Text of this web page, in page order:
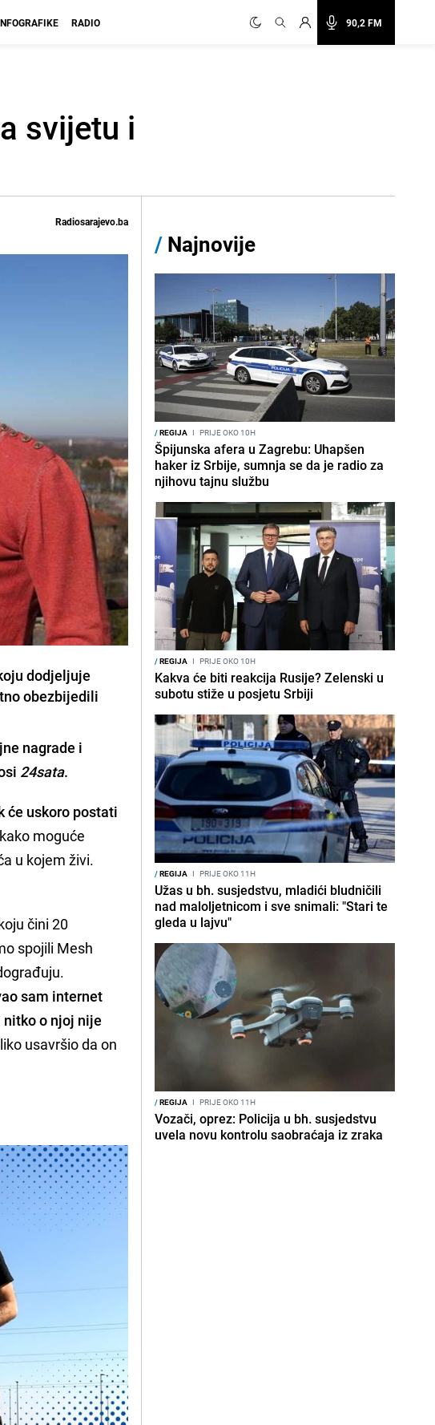
90,2 FM
RADIO
svijetu i
Radiosarajevo.ba
dodjeljuje
obezbijedili
nagrade i
24sata.
će uskoro postati
moguće
u kojem živi.
čini 20
spojili Mesh
sam internet
nitko o njoj nije
usavršio da on
/ Najnovije
/REGIJA I PRIJE OKO 10H
Špijunska afera u Zagrebu: Uhapšen
haker iz Srbije, sumnja se da je radio za
njihovu tajnu službu
/REGIJA I PRIJE OKO 10H
Kakva će biti reakcija Rusije? Zelenski u
subotu stiže u posjetu Srbiji
/REGIJA I PRIJE OKO 11H
Užas u bh. susjedstvu, mladići bludničili
nad maloljetnicom i sve snimali: "Stari te
gleda u lajvu"
/REGIJA I PRIJE OKO 11H
Vozači, oprez: Policija u bh. susjedstvu
uvela novu kontrolu saobraćaja iz zraka